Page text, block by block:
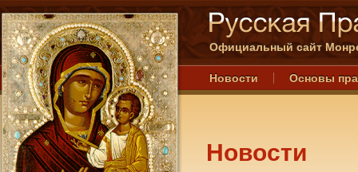
Официальный сайт
Новости Основы
Новости